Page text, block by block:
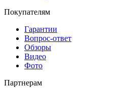
Покупателям
Гарантии
Вопрос-ответ
Обзоры
Видео
Фото
Партнерам